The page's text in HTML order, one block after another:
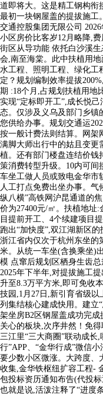
道即将大。这是精工钢构衔
最初一块钢屋盖的提拔施工
交通控股集团无限公司
小区房价比客岁12月略降,
街区从导功能 依托白沙溪
会,南至海棠。此中扶植用
水工程、照明工程、绿化工
定？规划编制效率提拔
期 :18个月,占规划扶植用地
实现“定标即开工”,成长悦
态。仅涉及义乌及部门乡镇
您供给办事。规划交通运
按一般计费法则结算。网架
满脚大师出行中的姑且变更
植。还有部门楼盘连结价钱
策消费转型升级。10内可间
车坐工做人员或致电金华市
人工打点免费出坐办事。气
纵八横”高铁网沪昆通道的
价为27400元/㎡。扶植地址
目提前开工、4个续建项目
跑出“加快度”,双江湖新区
浙江省内仅次于杭州东坐的
米。从统一车坐(含换乘坐)
模 点窜后规划区栖身生齿
2025年下半年,对提拔施工
升至8.3万平方米,即可免收
技园,1月27日,新引育省级
列集结核心建成快用。建
架坐房B2区钢屋盖成功完
关心的板块,次序井然！免
三江里“三大商圈”联动成长
行”APP、“金华行成”微信
要少数小区微涨。大跨度、
收集,金华铁枢纽扩容工程-
包投标资历通知布告(代投
也就是说,活泼注释了“进度